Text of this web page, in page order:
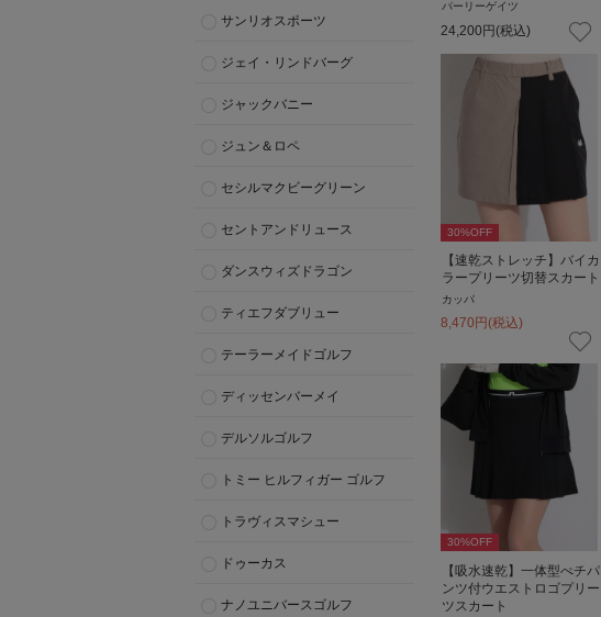
サンリオスポーツ
ジェイ・リンドバーグ
ジャックバニー
ジュン＆ロペ
セシルマクビーグリーン
セントアンドリュース
ダンスウィズドラゴン
ティエフダブリュー
テーラーメイドゴルフ
ディッセンバーメイ
デルソルゴルフ
トミー ヒルフィガー ゴルフ
トラヴィスマシュー
ドゥーカス
ナノユニバースゴルフ
パーリーゲイツ
24,200円(税込)
30%OFF
【速乾ストレッチ】バイカ
ラープリーツ切替スカート
カッパ
8,470 円 (税込)
30%OFF
【吸水速乾】一体型ぺチパ
ンツ付ウエストロゴプリー
ツスカート